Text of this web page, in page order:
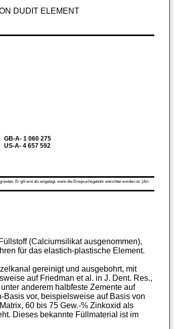
DUDIT ELEMENT
GB-A- 1 060 275
US-A- 4 657 592
Er gilt erst als eingelegt, wenn die Einspruchsgebühr entrichtet worden ist. (Art.
(Calciumsilikat ausgenommen),
für das elastich-plastische Element.
gereinigt und ausgebohrt, mit
auf Friedman et al. in J. Dent. Res.,
anderem halbfeste Zemente auf
vor, beispielsweise auf Basis von
60 bis 75 Gew.-% Zinkoxid als
Dieses bekannte Füllmaterial ist im